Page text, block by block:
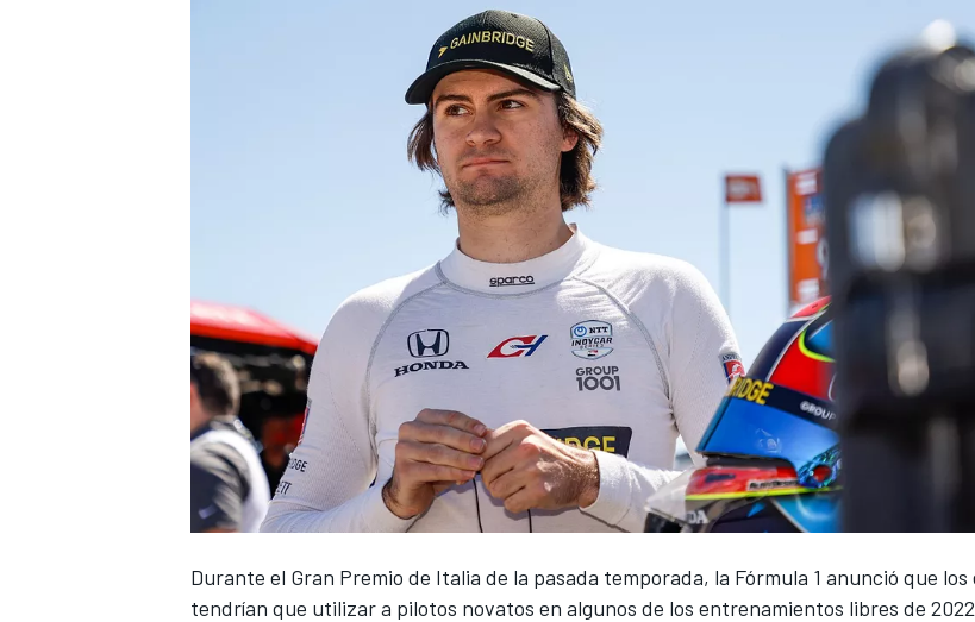
FÓRMULA E
Durante el Gran Premio de Italia de la pasada temporada, la Fórmula 1 anunció que los
tendrían que utilizar a pilotos novatos en algunos de los entrenamientos libres de